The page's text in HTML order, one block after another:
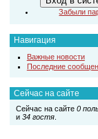
Забыли
Навигация
Важные новости
Последние
Сейчас на сайте
Сейчас на сайте 0
и 34 гостя.